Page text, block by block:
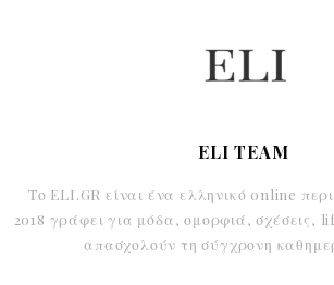
ELI TEAM
Το ELI.GR είναι ένα ελληνικό online
2018 γράφει για μόδα, ομορφιά, σχέσεις,
απασχολούν τη σύγχρονη